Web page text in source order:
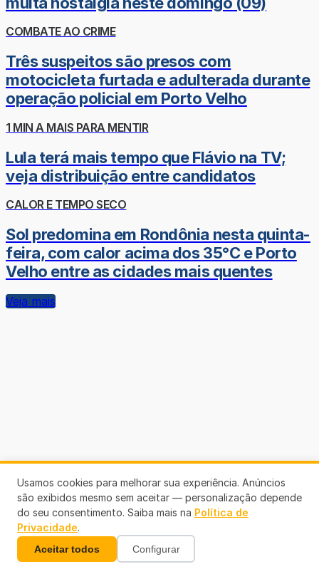
COMBATE AO CRIME
Três suspeitos são presos com
motocicleta furtada e adulterada durante
operação policial em Porto Velho
1 MIN A MAIS PARA MENTIR
Lula terá mais tempo que Flávio na TV;
veja distribuição entre candidatos
CALOR E TEMPO SECO
Sol predomina em Rondônia nesta quinta-
feira, com calor acima dos 35°C e Porto
Velho entre as cidades mais quentes
Veja mais
Usamos cookies para melhorar sua experiência. Anúncios
são exibidos mesmo sem aceitar — personalização depende
do seu consentimento. Saiba mais na Política de
Privacidade.
Aceitar todos Configurar